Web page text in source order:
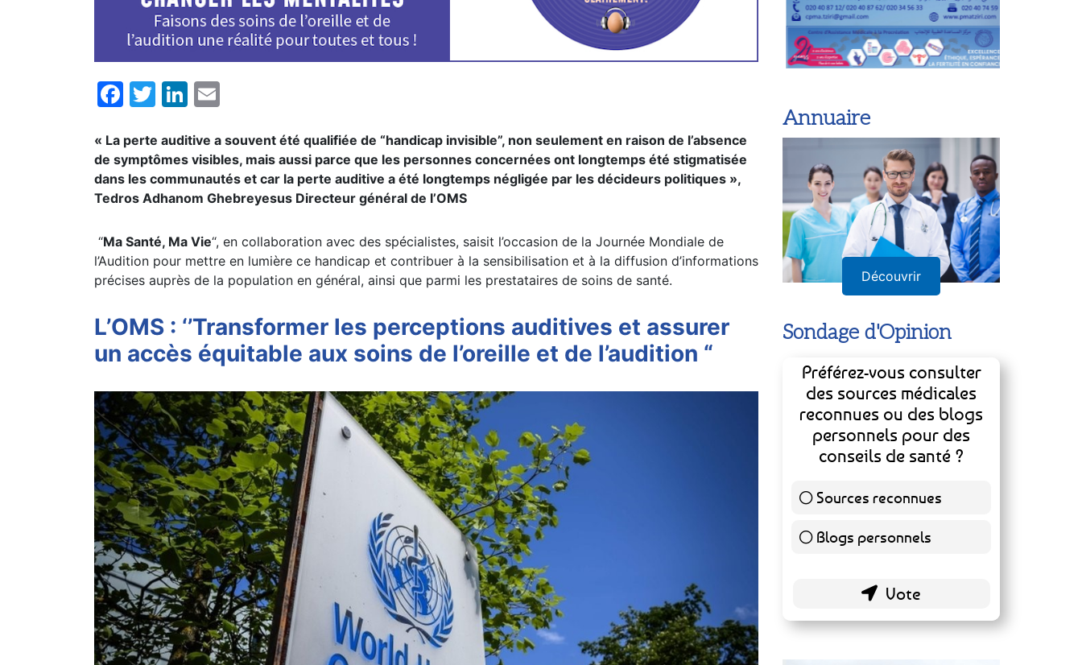
Facebook
TwitterLinkedIn
« La perte auditive a souvent été qualifiée de “handicap invisible”, non seulement en raison de l’absence
de symptômes visibles, mais aussi parce que les personnes concernées ont longtemps été stigmatisée
dans les communautés et car la perte auditive a été longtemps négligée par les décideurs politiques »,
Tedros Adhanom Ghebreyesus Directeur général de l’OMS
“Ma Santé, Ma Vie“, en collaboration avec des spécialistes, saisit l’occasion de la Journée Mondiale de
l’Audition pour mettre en lumière ce handicap et contribuer à la sensibilisation et à la diffusion d’informations
précises auprès de la population en général, ainsi que parmi les prestataires de soins de santé.
L’OMS : ‘’Transformer les perceptions auditives et assurer
un accès équitable aux soins de l’oreille et de l’audition “ Qu’est-ce que c’est la perte
Annuaire
Découvrir
Sondage d'Opinion
Préférez-vous consulter
des sources médicales
reconnues ou des blogs
personnels pour des
conseils de santé ?
Sources reconnues
Blogs personnels